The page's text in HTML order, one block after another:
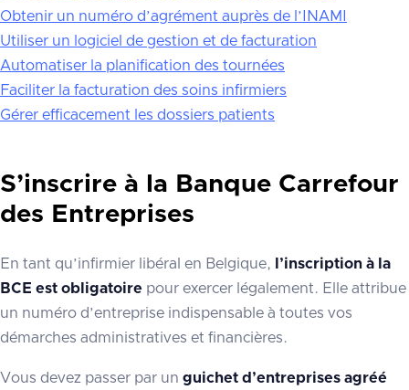
Obtenir un numéro d’agrément auprès de l’INAMI
Utiliser un logiciel de gestion et de facturation
Automatiser la planification des tournées
Faciliter la facturation des soins infirmiers
Gérer efficacement les dossiers patients
S’inscrire à la Banque Carrefour
des Entreprises
En tant qu’infirmier libéral en Belgique,
l’inscription à la
BCE est obligatoire pour exercer légalement. Elle attribue
un numéro d’entreprise indispensable à toutes vos
démarches administratives et financières.
Vous devez passer par un guichet d’entreprises agréé